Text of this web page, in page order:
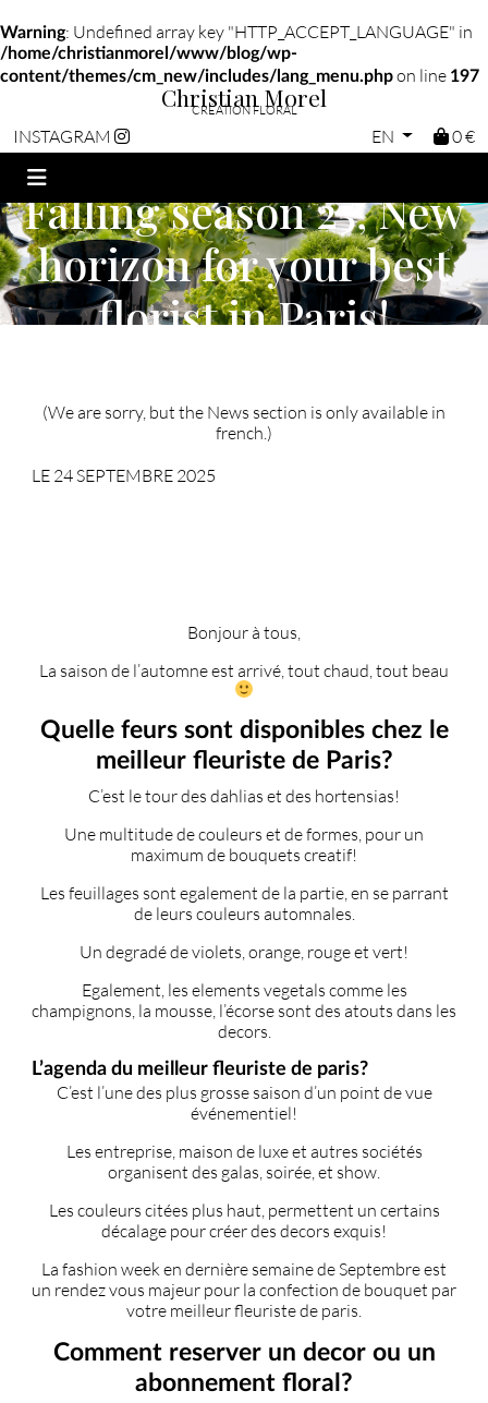
Warning: Undefined array key "HTTP_ACCEPT_LANGUAGE" in
/home/christianmorel/www/blog/wp-
content/themes/cm_new/includes/lang_menu.phpon line 197
INSTAGRAM
Christian Morel
CRÉATION FLORAL
EN 0 €
Falling season 25, New
horizon for your best
florist in Paris!
(We are sorry, but the News section is only available in
french.)
LE 24 SEPTEMBRE 2025
Bonjour à tous,
La saison de l’automne est arrivé, tout chaud, tout beau
Quelle feurs sont disponibles chez le
meilleur fleuriste de Paris?
C’est le tour des dahlias et des hortensias!
Une multitude de couleurs et de formes, pour un
maximum de bouquets creatif!
Les feuillages sont egalement de la partie, en se parrant
de leurs couleurs automnales.
Un degradé de violets, orange, rouge et vert!
Egalement, les elements vegetals comme les
champignons, la mousse, l’écorse sont des atouts dans les
decors.
L’agenda du meilleur fleuriste de paris?
C’est l’une des plus grosse saison d’un point de vue
événementiel!
Les entreprise, maison de luxe et autres sociétés
organisent des galas, soirée, et show.
Les couleurs citées plus haut, permettent un certains
décalage pour créer des decors exquis!
La fashion week en dernière semaine de Septembre est
un rendez vous majeur pour la confection de bouquet par
votre meilleur fleuriste de paris.
Comment reserver un decor ou un
abonnement floral?